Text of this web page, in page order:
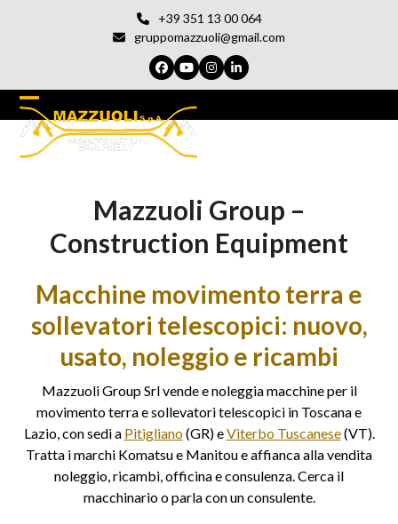
+39 351 13 00 064
gruppomazzuoli@gmail.com
Facebook
YouTubeInstagram
LinkedIn
Open
mobile
Chiudi
cellulare
Mazzuoli Group –
Construction Equipment
Macchine movimento terra e
sollevatori telescopici: nuovo,
usato, noleggio e ricambi
Mazzuoli Group Srl vende e noleggia macchine per il
movimento terra e sollevatori telescopici in Toscana e
Lazio, con sedi a Pitigliano(GR) eViterbo Tuscanese(VT).
Tratta i marchi Komatsu e Manitou e affianca alla vendita
noleggio, ricambi, officina e consulenza. Cerca il
macchinario o parla con un consulente.